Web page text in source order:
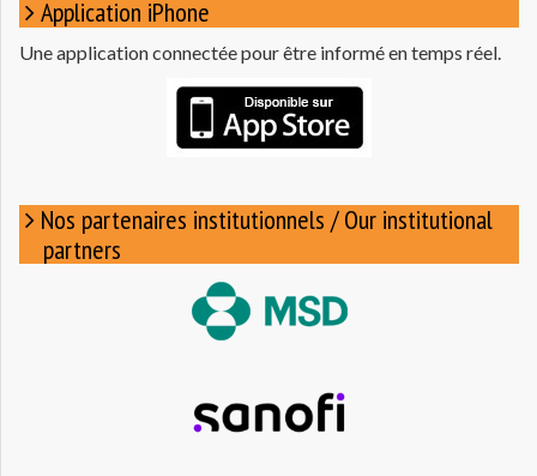
Application iPhone
Une application connectée pour être informé en temps réel.
Nos partenaires institutionnels / Our institutional
partners